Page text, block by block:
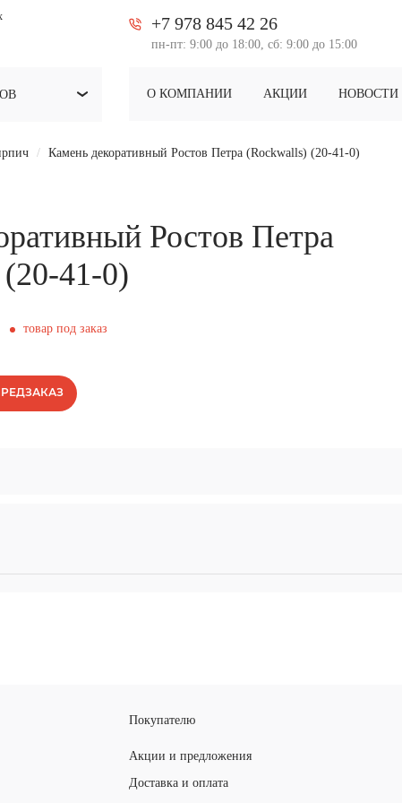
+7 978 845 42 26
пн-пт: 9:00 до 18:00, сб: 9:00 до 15:00
О КОМПАНИИ АКЦИИ НОВОСТИ
Камень декоративный Ростов Петра (Rockwalls) (20-41-0)
Ростов Петра
41-0)
товар под заказ
Покупателю
Акции и предложения
Доставка и оплата